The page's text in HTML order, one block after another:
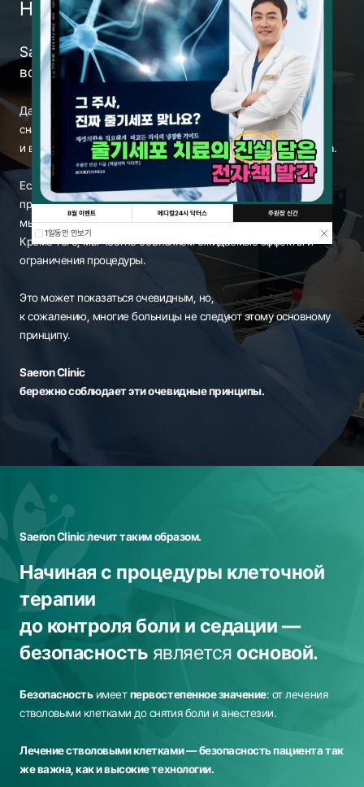
Нет процедур без разбора.
Saeron Clinic
всегда начинает с диагностики.
Даже если пациент хочет провести эту процедуру,
сначала проводим тщательную диагностику
и внимательно оцениваем, действительно ли она необходима.
Если есть медицинская ситуация, которая должна быть
приоритетнее лечения или процедуры,
мы честно информируем об этом в первую очередь.
Кроме того, мы честно объясняем ожидаемые эффекты и
ограничения процедуры.
Это может показаться очевидным, но,
к сожалению, многие больницы не следуют этому основному
принципу.
Saeron Clinic
бережно соблюдает эти очевидные принципы.
Saeron Clinic лечит таким образом.
Начиная с процедуры клеточной
терапии
до контроля боли и седации —
безопасность является основой.
Безопасностьимеетпервостепенное значение: от лечения
стволовыми клетками до снятия боли и анестезии.
Лечение стволовыми клетками — безопасность пациента так
же важна, как и высокие технологии.
8월 이벤트 메디컬24시 닥터스 주원장 신간
1일동안 안보기